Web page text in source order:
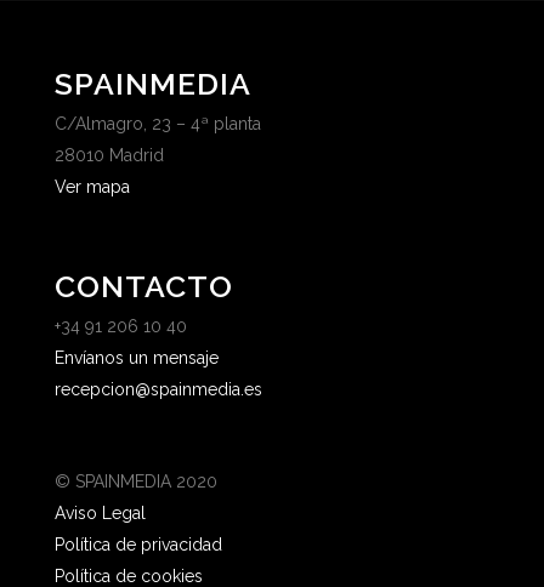
SPAINMEDIA
C/Almagro, 23 – 4ª planta
28010 Madrid
Ver mapa
CONTACTO
+34 91 206 10 40
Envíanos un mensaje
recepcion@spainmedia.es
© SPAINMEDIA 2020
Aviso Legal
Política de privacidad
Política de cookies